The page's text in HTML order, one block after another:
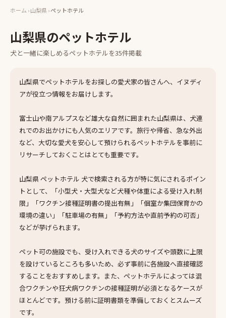
ホーム ›山梨県›ペットホテル
山梨県のペットホテル
犬と一緒に楽しめるペットホテルを35件掲載
山梨県でペットホテルをお探しの愛犬家の皆さんへ、イヌディ
アが役立つ情報をお届けします。
富士山や南アルプスなど雄大な自然に囲まれた山梨県は、犬連
れでのお出かけにも人気のエリアです。旅行や帰省、急な外出
など、大切な愛犬を安心して預けられるペットホテルを事前に
リサーチしておくことはとても重要です。
山梨県 ペットホテル 犬で検索される方が特に気にされるポイン
トとして、「小型犬・大型犬など犬種や体重による受け入れ制
限」「ワクチン接種証明書の提出有無」「個室か集団保育かの
環境の違い」「駐車場の有無」「予約方法や直前予約の可否」
などが挙げられます。
ペット可の施設でも、受け入れできる犬のサイズや頭数に上限
を設けているところも多いため、必ず事前に各施設へ直接確認
することをおすすめします。また、ペットホテルによっては混
合ワクチンや狂犬病ワクチンの接種証明が必須となるケースが
ほとんどです。預ける前に証明書類を準備しておくとスムーズ
です。